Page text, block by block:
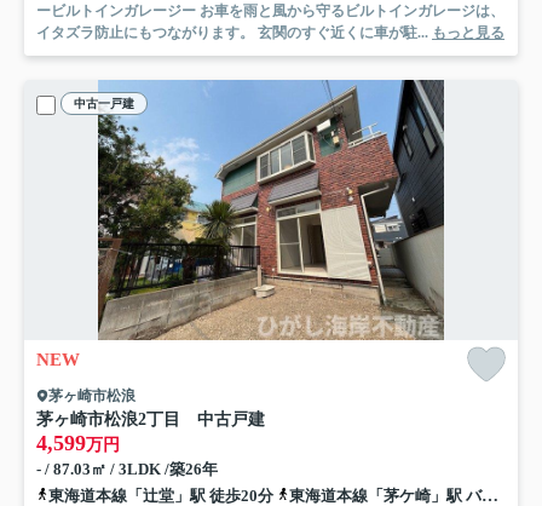
ービルトインガレージー お車を雨と風から守るビルトインガレージは、
イタズラ防止にもつながります。 玄関のすぐ近くに車が駐... もっと見る
中古一戸建
NEW
茅ヶ崎市松浪
茅ヶ崎市松浪2丁目 中古戸建
4,599万円
- / 87.03㎡ / 3LDK /築26年
東海道本線「辻堂」駅 徒歩20分
東海道本線「茅ケ崎」駅 バス11分 神奈川中央交通「平和学園前（茅ヶ崎市）」 停歩7分